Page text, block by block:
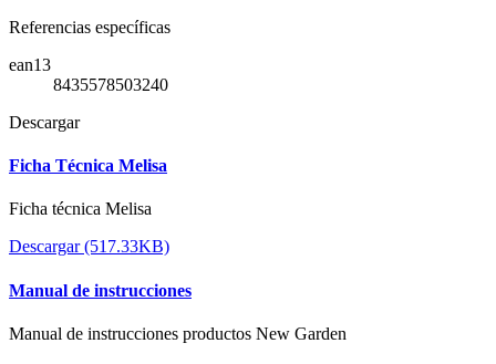
Referencias específicas
ean13
8435578503240
Descargar
Ficha Técnica Melisa
Ficha técnica Melisa
Descargar (517.33KB)
Manual de instrucciones
Manual de instrucciones productos New Garden